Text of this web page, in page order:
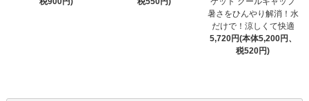
暑さをひんやり解消！水
だけで！涼しくて快適
5,720円(本体5,200円、
税520円)